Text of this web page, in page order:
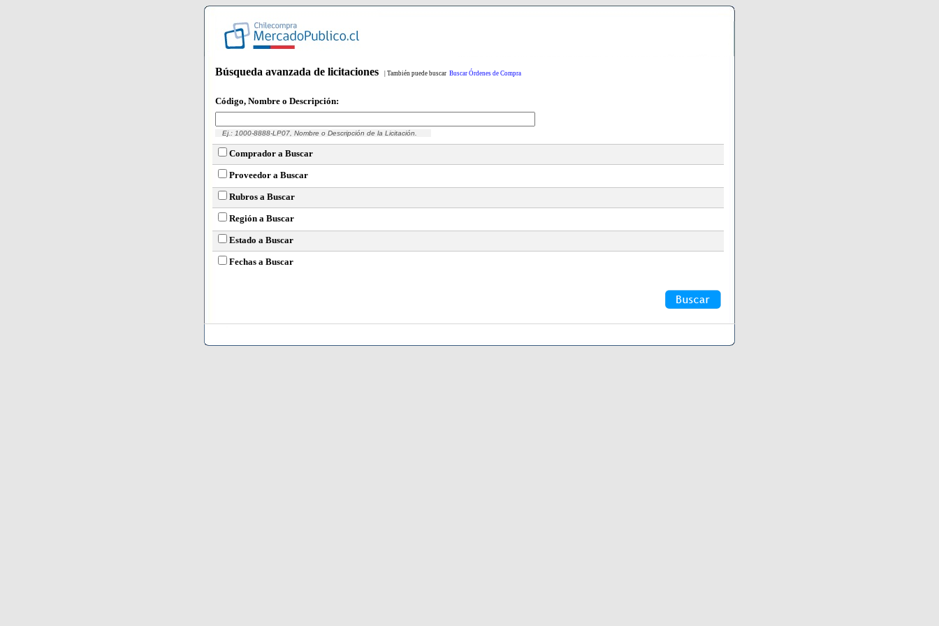
Búsqueda avanzada de licitaciones | También puede buscar Buscar Órdenes de Compra
Código, Nombre o Descripción:
Ej.: 1000-8888-LP07, Nombre o Descripción de la Licitación.
Comprador a Buscar
Proveedor a Buscar
Rubros a Buscar
Región a Buscar
Estado a Buscar
Fechas a Buscar